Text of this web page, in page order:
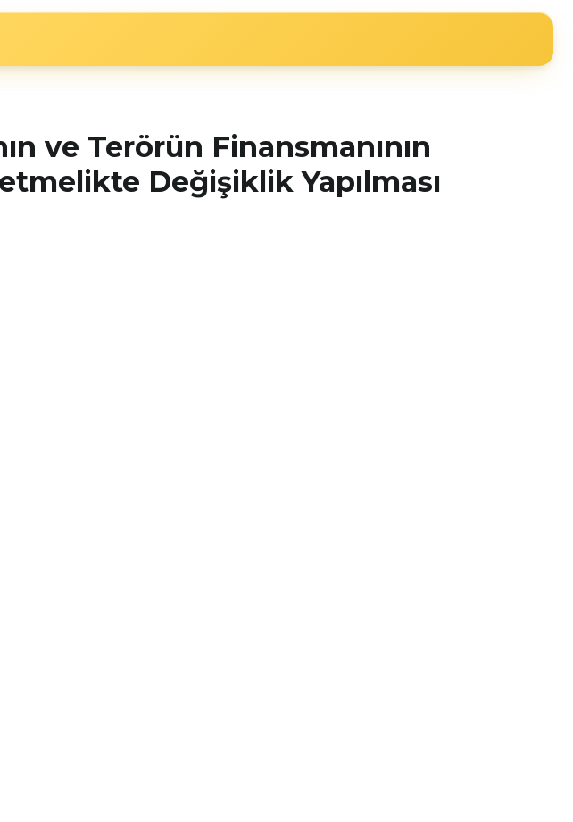
ve Terörün Finansmanının
Değişiklik Yapılması